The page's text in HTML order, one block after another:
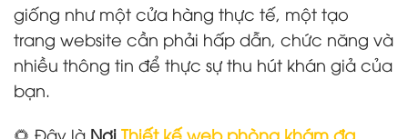
giống như một cửa hàng thực tế, một tạo
trang website cần phải hấp dẫn, chức năng và
nhiều thông tin để thực sự thu hút khán giả của
bạn.
🌻 Đây là Nơi Thiết kế web phòng khám đa